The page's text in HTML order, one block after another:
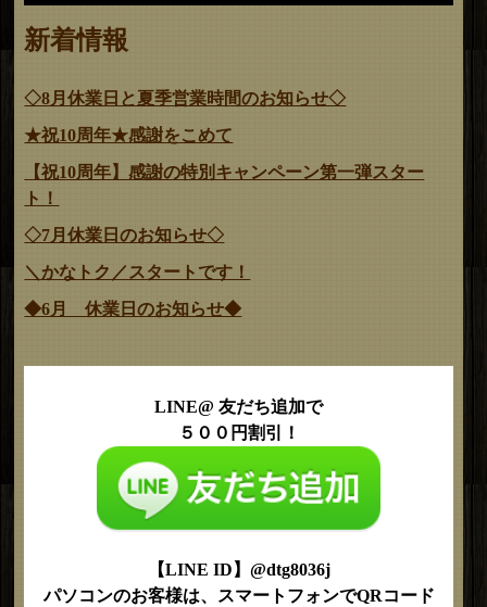
新着情報
◇8月休業日と夏季営業時間のお知らせ◇
★祝10周年★感謝をこめて
【祝10周年】感謝の特別キャンペーン第一弾スター
ト！
◇7月休業日のお知らせ◇
＼かなトク／スタートです！
◆6月 休業日のお知らせ◆
LINE@ 友だち追加で
５００円割引！
【LINE ID】@dtg8036j
パソコンのお客様は、スマートフォンでQRコード